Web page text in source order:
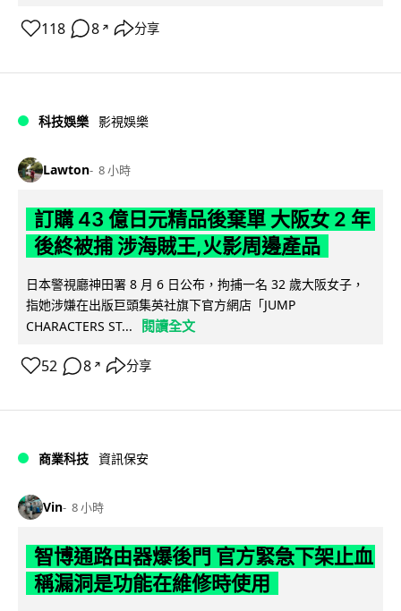
118 8 ↗ 分享
科技娛樂 影視娛樂
Lawton 8 小時
訂購 43 億日元精品後棄單 大阪女 2 年
後終被捕 涉海賊王,火影周邊產品
日本警視廳神田署 8 月 6 日公布，拘捕一名 32 歲大阪女子，
指她涉嫌在出版巨頭集英社旗下官方網店「JUMP
CHARACTERS ST...
閱讀全文
52 8 ↗ 分享
商業科技 資訊保安
Vin 8 小時
智博通路由器爆後門 官方緊急下架止血
稱漏洞是功能在維修時使用